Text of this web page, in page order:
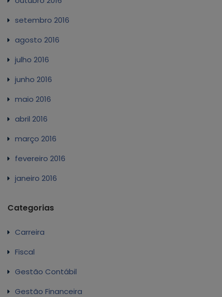
setembro 2016
agosto 2016
julho 2016
junho 2016
maio 2016
abril 2016
março 2016
fevereiro 2016
janeiro 2016
Categorias
Carreira
Fiscal
Gestão Contábil
Gestão Financeira